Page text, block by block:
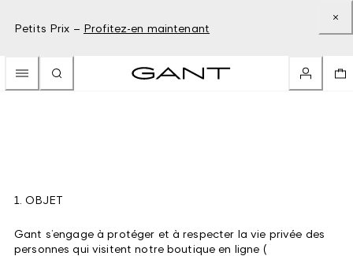
Petits Prix – Profitez-en maintenant
1. OBJET
Gant s’engage à protéger et à respecter la vie privée des
personnes qui visitent notre boutique en ligne (